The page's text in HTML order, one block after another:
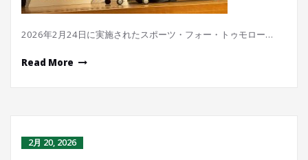
2026年2月24日に実施されたスポーツ・フォー・トゥモロー…
Read More
2月 20, 2026